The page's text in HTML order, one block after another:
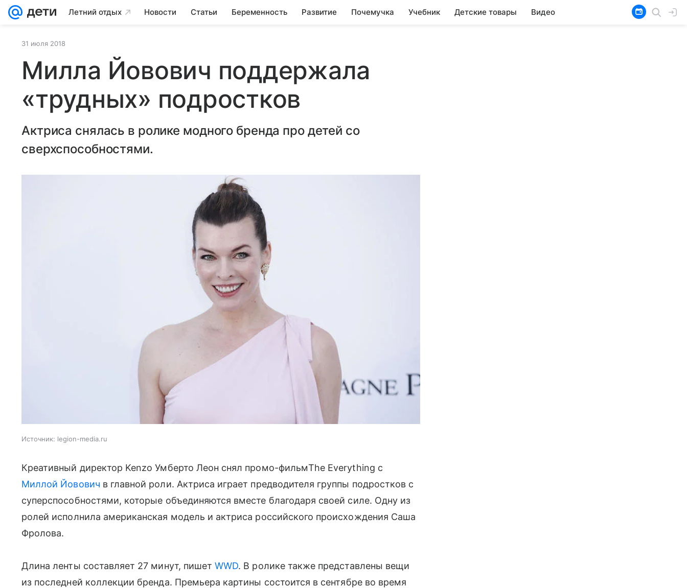
Летний отдых Новости Статьи Беременность Развитие Почемучка Учебник Детские товары Видео
31 июля 2018
Милла Йовович поддержала
«трудных» подростков
Актриса снялась в ролике модного бренда про детей со
сверхспособностями.
Источник: legion-media.ru
Креативный директор Kenzo Умберто Леон снял промо-фильмThe Everything с
Миллой Йовович в главной роли. Актриса играет предводителя группы подростков с
суперспособностями, которые объединяются вместе благодаря своей силе. Одну из
ролей исполнила американская модель и актриса российского происхождения Саша
Фролова.
Длина ленты составляет 27 минут, пишетWWD. В ролике также представлены вещи
из последней коллекции бренда. Премьера картины состоится в сентябре во время